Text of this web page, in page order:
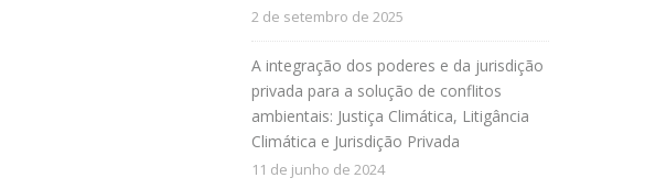
2 de setembro de 2025
A integração dos poderes e da jurisdição
privada para a solução de conflitos
ambientais: Justiça Climática, Litigância
Climática e Jurisdição Privada
11 de junho de 2024